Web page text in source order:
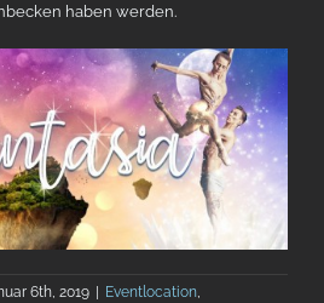
haben werden.
6th, 2019 Eventlocation,